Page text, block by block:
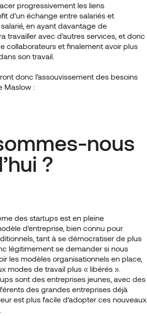
progressivement les liens
d’un échange entre salariés et
en ayant davantage de
travailler avec d’autres services, et donc
collaborateurs et finalement avoir plus
son travail.
donc l’assouvissement des besoins
Maslow :
nous
?
des startups est en pleine
d’entreprise, bien connu pour
tant à se démocratiser de plus
légitimement se demander si nous
les modèles organisationnels en place,
modes de travail plus « libérés ».
sont des entreprises jeunes, avec des
des grandes entreprises déjà
est plus facile d’adopter ces nouveaux